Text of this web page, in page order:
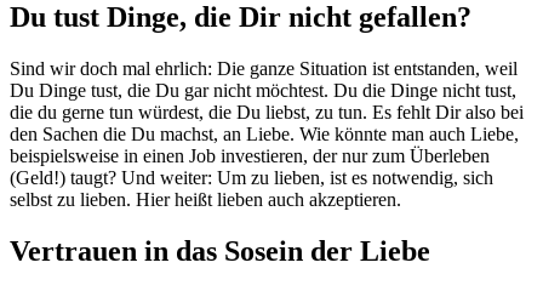
Du tust Dinge, die Dir nicht gefallen?
Sind wir doch mal ehrlich: Die ganze Situation ist entstanden, weil
Du Dinge tust, die Du gar nicht möchtest. Du die Dinge nicht tust,
die du gerne tun würdest, die Du liebst, zu tun. Es fehlt Dir also bei
den Sachen die Du machst, an Liebe. Wie könnte man auch Liebe,
beispielsweise in einen Job investieren, der nur zum Überleben
(Geld!) taugt? Und weiter: Um zu lieben, ist es notwendig, sich
selbst zu lieben. Hier heißt lieben auch akzeptieren.
Vertrauen in das Sosein der Liebe